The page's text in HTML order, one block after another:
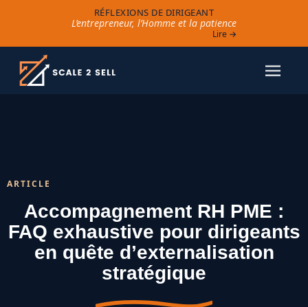
RÉFLEXIONS DE DIRIGEANT
L’entrepreneur, l’Homme et la patience
Lire →
ARTICLE
Accompagnement RH PME :
FAQ exhaustive pour dirigeants
en quête d’externalisation
stratégique